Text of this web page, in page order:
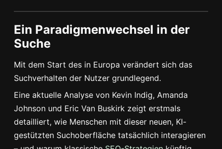
Ein Paradigmenwechsel in der
Suche
Mit dem Start des in Europa verändert sich das
Suchverhalten der Nutzer grundlegend.
Eine aktuelle Analyse von Kevin Indig, Amanda
Johnson und Eric Van Buskirk zeigt erstmals
detailliert, wie Menschen mit dieser neuen, KI-
gestützten Suchoberfläche tatsächlich interagieren